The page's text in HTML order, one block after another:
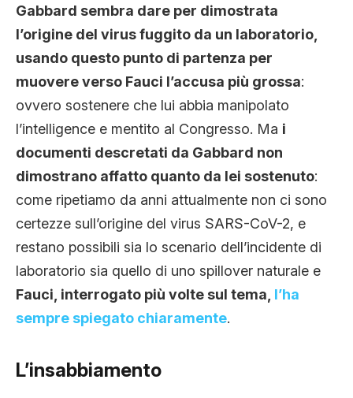
Gabbard sembra dare per dimostrata
l’origine del virus fuggito da un laboratorio,
usando questo punto di partenza per
muovere verso Fauci l’accusa più grossa:
ovvero sostenere che lui abbia manipolato
l’intelligence e mentito al Congresso. Ma i
documenti descretati da Gabbard non
dimostrano affatto quanto da lei sostenuto:
come ripetiamo da anni attualmente non ci sono
certezze sull’origine del virus SARS-CoV-2, e
restano possibili sia lo scenario dell’incidente di
laboratorio sia quello di uno spillover naturale e
Fauci, interrogato più volte sul tema, l’ha
sempre spiegato chiaramente.
L’insabbiamento